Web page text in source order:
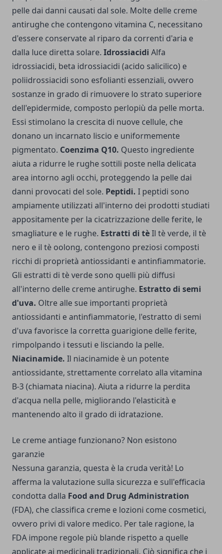
pelle dai danni causati dal sole. Molte delle creme
antirughe che contengono vitamina C, necessitano
d'essere conservate al riparo da correnti d'aria e
dalla luce diretta solare. Idrossiacidi Alfa
idrossiacidi, beta idrossiacidi (acido salicilico) e
poliidrossiacidi sono esfolianti essenziali, ovvero
sostanze in grado di rimuovere lo strato superiore
dell'epidermide, composto perlopiù da pelle morta.
Essi stimolano la crescita di nuove cellule, che
donano un incarnato liscio e uniformemente
pigmentato. Coenzima Q10. Questo ingrediente
aiuta a ridurre le rughe sottili poste nella delicata
area intorno agli occhi, proteggendo la pelle dai
danni provocati del sole. Peptidi. I peptidi sono
ampiamente utilizzati all'interno dei prodotti studiati
appositamente per la cicatrizzazione delle ferite, le
smagliature e le rughe. Estratti di tèIl tè verde, il tè
nero e il tè oolong, contengono preziosi composti
ricchi di proprietà antiossidanti e antinfiammatorie.
Gli estratti di tè verde sono quelli più diffusi
all'interno delle creme antirughe. Estratto di semi
d'uva. Oltre alle sue importanti proprietà
antiossidanti e antinfiammatorie, l'estratto di semi
d'uva favorisce la corretta guarigione delle ferite,
rimpolpando i tessuti e lisciando la pelle.
Niacinamide. Il niacinamide è un potente
antiossidante, strettamente correlato alla vitamina
B-3 (chiamata niacina). Aiuta a ridurre la perdita
d'acqua nella pelle, migliorando l'elasticità e
mantenendo alto il grado di idratazione.
Le creme antiage funzionano? Non esistono
garanzie
Nessuna garanzia, questa è la cruda verità! Lo
afferma la valutazione sulla sicurezza e sull'efficacia
condotta dalla Food and Drug Administration
(FDA), che classifica creme e lozioni come cosmetici,
ovvero privi di valore medico. Per tale ragione, la
FDA impone regole più blande rispetto a quelle
applicate ai medicinali tradizionali. Ciò significa che i